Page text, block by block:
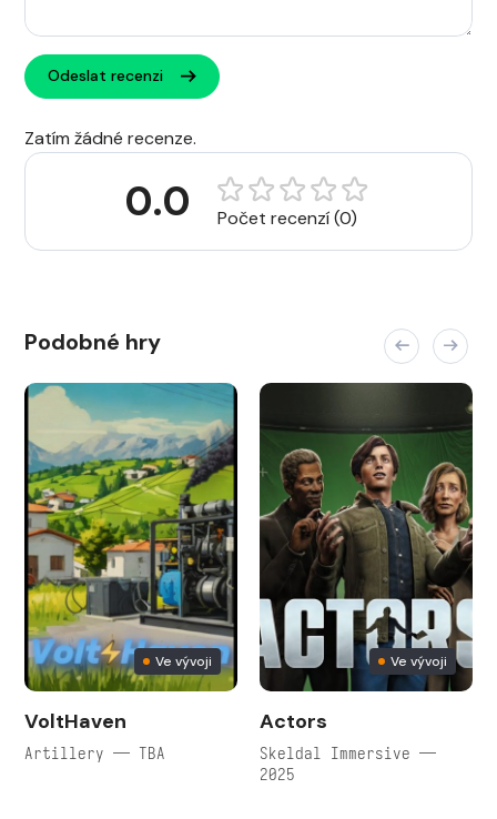
Odeslat recenzi
Zatím žádné recenze.
0.0 Počet recenzí (0)
Podobné hry
Ve vývoji
VoltHaven
Artillery — TBA
Ve vývoji
Actors
Skeldal Immersive —
2025